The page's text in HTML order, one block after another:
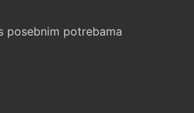
posebnim potrebama